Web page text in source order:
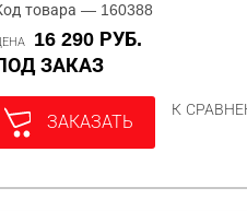
товара — 160388
16 290 РУБ.
ПОД ЗАКАЗ
ЗАКАЗАТЬ
К